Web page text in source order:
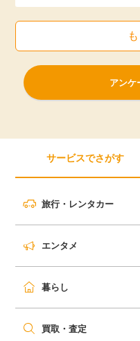
アンケ
サービスでさがす
旅行・レンタカー
エンタメ
暮らし
買取・査定